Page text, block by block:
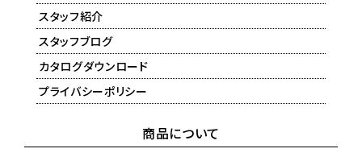
スタッフ紹介
スタッフブログ
カタログダウンロード
プライバシーポリシー
商品について